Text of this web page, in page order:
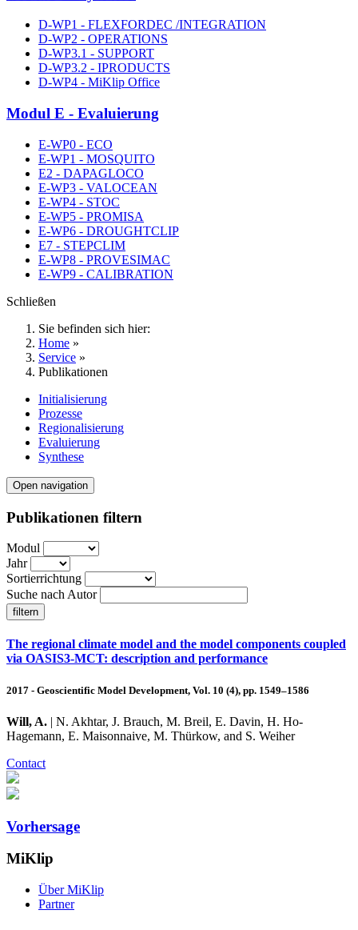
D-WP1 - FLEXFORDEC /INTEGRATION
D-WP2 - OPERATIONS
D-WP3.1 - SUPPORT
D-WP3.2 - IPRODUCTS
D-WP4 - MiKlip Office
Modul E - Evaluierung
E-WP0 - ECO
E-WP1 - MOSQUITO
E2 - DAPAGLOCO
E-WP3 - VALOCEAN
E-WP4 - STOC
E-WP5 - PROMISA
E-WP6 - DROUGHTCLIP
E7 - STEPCLIM
E-WP8 - PROVESIMAC
E-WP9 - CALIBRATION
Schließen
Sie befinden sich hier:
Home »
Service »
Publikationen
Initialisierung
Prozesse
Regionalisierung
Evaluierung
Synthese
Open navigation
Publikationen filtern
Modul
Jahr
Sortierrichtung
Suche nach Autor
The regional climate model and the model components coupled
via OASIS3-MCT: description and performance
2017 - Geoscientific Model Development, Vol. 10 (4), pp. 1549–1586
Will, A. | N. Akhtar, J. Brauch, M. Breil, E. Davin, H. Ho-
Hagemann, E. Maisonnaive, M. Thürkow, and S. Weiher
Contact
Vorhersage
MiKlip
Über MiKlip
Partner